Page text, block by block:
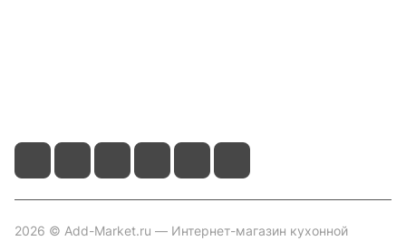
2026 © Add-Market.ru — Интернет-магазин кухонной